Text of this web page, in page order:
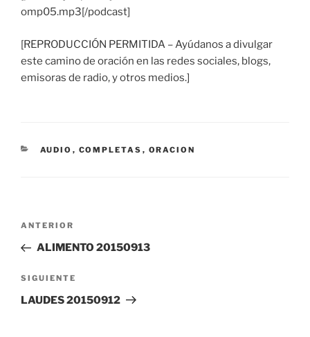
omp05.mp3[/podcast]
[REPRODUCCIÓN PERMITIDA – Ayúdanos a divulgar
este camino de oración en las redes sociales, blogs,
emisoras de radio, y otros medios.]
CATEGORÍAS
AUDIO , COMPLETAS , ORACION
Navegación
entradas
Entrada
anterior:
ANTERIOR
ALIMENTO 20150913
Siguiente
entrada
SIGUIENTE
LAUDES 20150912